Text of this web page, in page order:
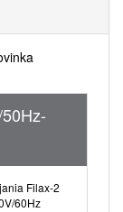
Filax-2
60Hz